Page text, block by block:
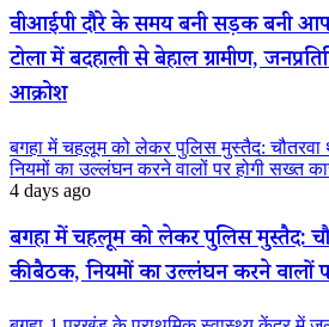
वीआईपी दौरे के समय बनी सड़क बनी
टोला में बदहाली से बेहाल ग्रामीण,
आक्रोश
बगहा में चहलूम को लेकर पुलिस मुस्तैद: चौतरवा
नियमों का उल्लंघन करने वालों पर होगी सख्त
4 days ago
बगहा में चहलूम को लेकर पुलिस मुस्तैद:
की बैठक, नियमों का उल्लंघन करने वालों